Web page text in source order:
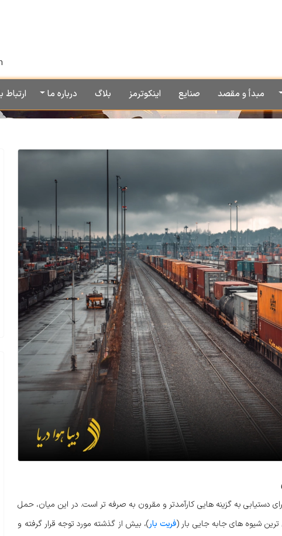
مبدأ و مقصد صنایع اینکوترمز بلاگ درباره ما ارتباط
دستیابی به گزینه هایی کارآمدتر و مقرون به صرفه تر است. در این میان، حمل
شیوه های جابه جایی بار (فریت بار)، بیش از گذشته مورد توجه قرار گرفته و